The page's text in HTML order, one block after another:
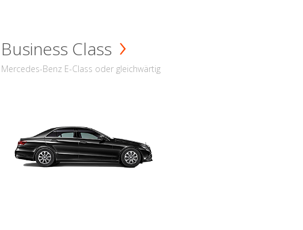
Business Class
Mercedes-Benz E-Class oder gleichwärtig